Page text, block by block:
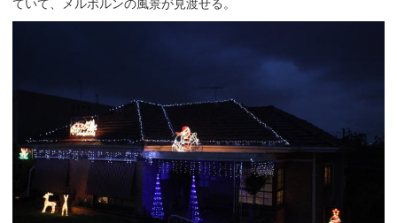
ていて、メルボルンの風景が見渡せる。